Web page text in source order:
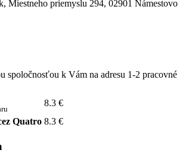
Miestneho priemyslu 294, 02901 Námestovo
spoločnosťou k Vám na adresu 1-2 pracovné
8.3 €
Quatro 8.3 €